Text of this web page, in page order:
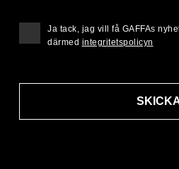
Ja tack, jag vill få GAFFAs
därmed integritetspolicyn